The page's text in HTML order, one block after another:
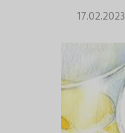
17.02.2023